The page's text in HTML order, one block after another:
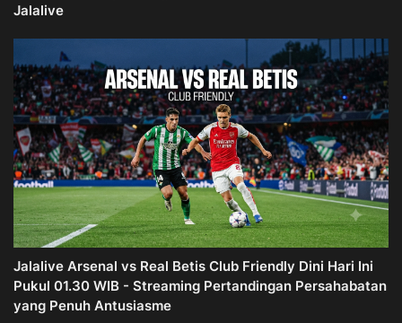
Jalalive
Jalalive Arsenal vs Real Betis Club Friendly Dini Hari Ini
Pukul 01.30 WIB - Streaming Pertandingan Persahabatan
yang Penuh Antusiasme